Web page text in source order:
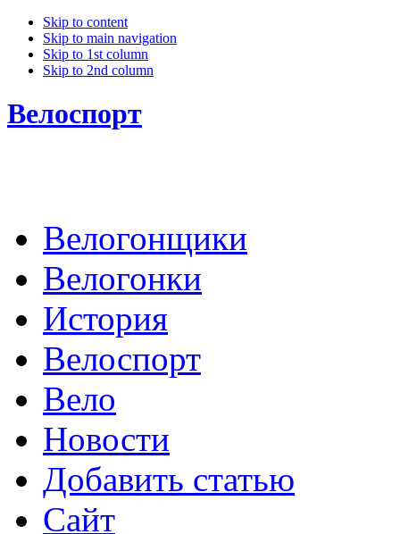
Skip to content
Skip to main navigation
Skip to 1st column
Skip to 2nd column
Велоспорт
Велогонщики
Велогонки
История
Велоспорт
Вело
Новости
Добавить статью
Сайт